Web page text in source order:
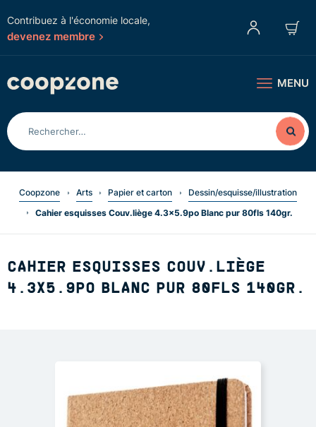
Contribuez à l'économie locale,
devenez membre
MENU
Coopzone Arts Papier et carton
Dessin/esquisse/illustration
Cahier esquisses Couv.liège 4.3x5.9po Blanc pur 80fls 140gr.
CAHIER ESQUISSES COUV.LIÈGE
4.3X5.9PO BLANC PUR 80FLS 140GR.